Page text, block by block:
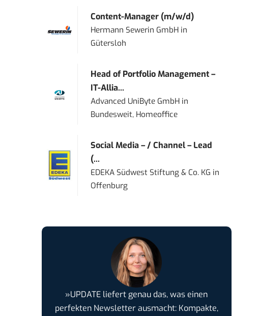
Content-Manager (m/w/d)
Hermann Sewerin GmbH in
Gütersloh
Head of Portfolio Management –
IT-Allia...
Advanced UniByte GmbH in
Bundesweit, Homeoffice
Social Media – / Channel – Lead
(...
EDEKA Südwest Stiftung & Co. KG in
Offenburg
»UPDATE liefert genau das, was einen
perfekten Newsletter ausmacht: Kompakte,